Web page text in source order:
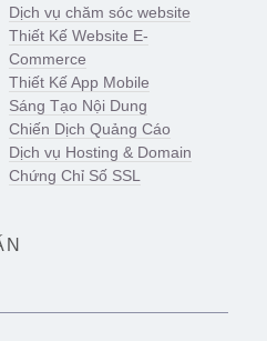
Dịch vụ chăm sóc website
Thiết Kế Website E-
Commerce
Thiết Kế App Mobile
Sáng Tạo Nội Dung
Chiến Dịch Quảng Cáo
Dịch vụ Hosting & Domain
Chứng Chỉ Số SSL